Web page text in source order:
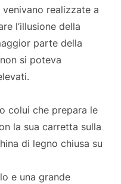
venivano realizzate a
l’illusione della
parte della
si poteva
colui che prepara le
la sua carretta sulla
di legno chiusa su
e una grande